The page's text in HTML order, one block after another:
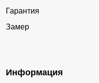
Гарантия
Замер
Информация